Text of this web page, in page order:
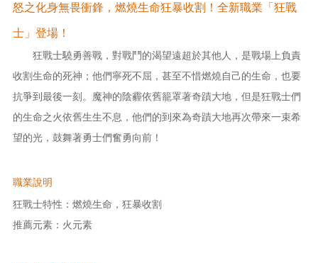
怒之化身無畏衝鋒，燃燒生命狂暴收割！全新職業「狂戰
士」登場！
狂戰士驍勇善戰，對戰鬥的渴望遠超於其他人，是戰場上負責
收割生命的死神；他們寧死不屈，甚至不惜燃燒自己的生命，也要
抗爭到最後一刻。魔神的陰霾依舊籠罩著奇蹟大地，但是狂戰士們
的生命之火依舊生生不息，他們的到來為奇蹟大地再次帶來一束希
望的光，鼓舞著勇士們奮勇向前！
職業說明
狂戰士特性：燃燒生命，狂暴收割
推薦元素：火元素